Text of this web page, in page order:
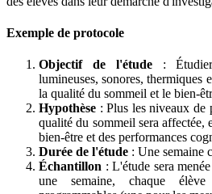
Exemple de protocole
Objectif de l'étude: Étudier
lumineuses, sonores, thermiques
la qualité du sommeil et le bien-
Hypothèse : Plus les niveaux de
qualité du sommeil sera
bien-être et des performances
Durée de l'étude : Une semaine
Échantillon : L'étude sera
une semaine, chaque